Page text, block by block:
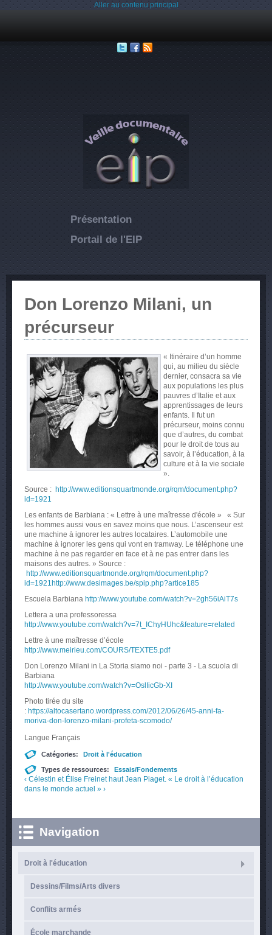
Aller au contenu principal
Présentation
Portail de l'EIP
Don Lorenzo Milani, un
précurseur
« Itinéraire d’un homme
qui, au milieu du siècle
dernier, consacra sa vie
aux populations les plus
pauvres d’Italie et aux
apprentissages de leurs
enfants. Il fut un
précurseur, moins connu
que d’autres, du combat
pour le droit de tous au
savoir, à l’éducation, à la
culture et à la vie sociale
».
Source : http://www.editionsquartmonde.org/rqm/document.php?
id=1921
Les enfants de Barbiana : « Lettre à une maîtresse d'école » « Sur
les hommes aussi vous en savez moins que nous. L’ascenseur est
une machine à ignorer les autres locataires. L’automobile une
machine à ignorer les gens qui vont en tramway. Le téléphone une
machine à ne pas regarder en face et à ne pas entrer dans les
maisons des autres. » Source :
http://www.editionsquartmonde.org/rqm/document.php?
id=1921http://www.desimages.be/spip.php?artice185
Escuela Barbiana http://www.youtube.com/watch?v=2gh56iAiT7s
Lettera a una professoressa
http://www.youtube.com/watch?v=7t_IChyHUhc&feature=related
Lettre à une maîtresse d’école
http://www.meirieu.com/COURS/TEXTE5.pdf
Don Lorenzo Milani in La Storia siamo noi - parte 3 - La scuola di
Barbiana
http://www.youtube.com/watch?v=OslIicGb-XI
Photo tirée du site
: https://altocasertano.wordpress.com/2012/06/26/45-anni-fa-
moriva-don-lorenzo-milani-profeta-scomodo/
Langue Français
Catégories: Droit à l'éducation
Types de ressources: Essais/Fondements
‹ Célestin et Élise Freinet haut Jean Piaget. « Le droit à l’éducation
dans le monde actuel » ›
Navigation
Droit à l'éducation
Dessins/Films/Arts divers
Conflits armés
École marchande